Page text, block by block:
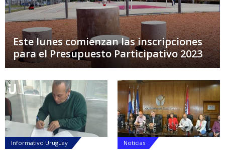
Este lunes comienzan las inscripciones
para el Presupuesto Participativo 2023
Informativo Uruguay Noticias